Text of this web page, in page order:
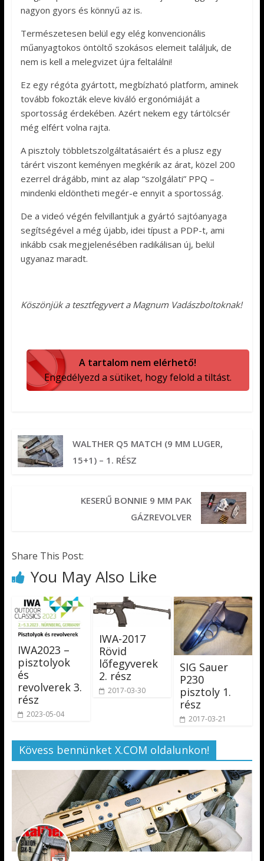
nagyon gyors és könnyű az is.
Természetesen belül egy elég konvencionális
műanyagtokos öntöltő szokásos elemeit találjuk, de
nem is kell a melegvizet újra feltalálni!
Ez egy régóta gyártott, megbízható platform, aminek
tovább fokozták eleve kiváló ergonómiáját a
sportosság érdekében. Azért nekem egy tártölcsér
még elfért volna rajta.
A pisztoly többletszolgáltatásaiért és a plusz egy
tárért viszont keményen megkérik az árat, közel 200
ezerrel drágább, mint az alap “szolgálati” PPQ –
mindenki eldöntheti megér-e ennyit a sportosság.
De a videó végén felvillantjuk a gyártó sajtóanyaga
segítségével a még újabb, idei típust a PDP-t, ami
inkább csak megjelenésében radikálisan új, belül
ugyanaz maradt.
Köszönjük a tesztfegyvert a Magnum Vadászboltoknak!
A tartalom nem elérhető!
Engedélyezd a sütiket, hogy felold a tiltást.
WALTHER Q5 MATCH (9 MM LUGER,
15+1) – 1. RÉSZ
KESERŰ BONNIE 9 MM PAK
GÁZREVOLVER
Share This Post:
You May Also Like
IWA2023 –
pisztolyok
és
revolverek 3.
rész
2023-05-04
IWA-2017
Rövid
lőfegyverek
2. rész
2017-03-30
SIG Sauer
P230
pisztoly 1.
rész
2017-03-21
Kövess bennünket X.COM oldalunkon!